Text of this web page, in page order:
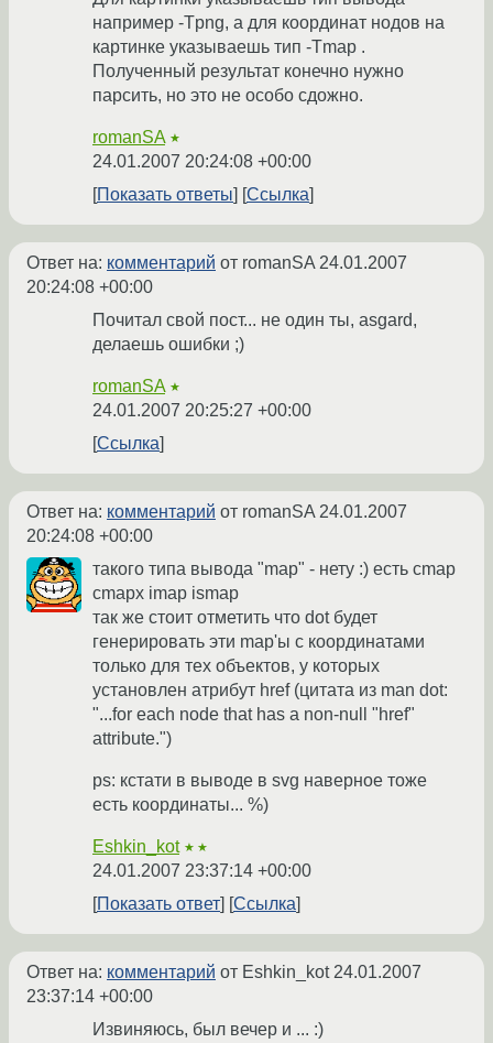
например -Tpng, а для координат нодов на
картинке указываешь тип -Tmap .
Полученный результат конечно нужно
парсить, но это не особо сдожно.
romanSA ★
24.01.2007 20:24:08 +00:00
Показать ответы
Ссылка
Ответ на: комментарий от romanSA24.01.2007
20:24:08 +00:00
Почитал свой пост... не один ты, asgard,
делаешь ошибки ;)
romanSA ★
24.01.2007 20:25:27 +00:00
Ссылка
Ответ на: комментарий от romanSA24.01.2007
20:24:08 +00:00
такого типа вывода "map" - нету :) есть cmap
cmapx imap ismap
так же стоит отметить что dot будет
генерировать эти map'ы с координатами
только для тех объектов, у которых
установлен атрибут href (цитата из man dot:
"...for each node that has a non-null "href"
attribute.")
ps: кстати в выводе в svg наверное тоже
есть координаты... %)
Eshkin_kot ★★
24.01.2007 23:37:14 +00:00
Показать ответ
Ссылка
Ответ на: комментарий от Eshkin_kot24.01.2007
23:37:14 +00:00
Извиняюсь, был вечер и ... :)